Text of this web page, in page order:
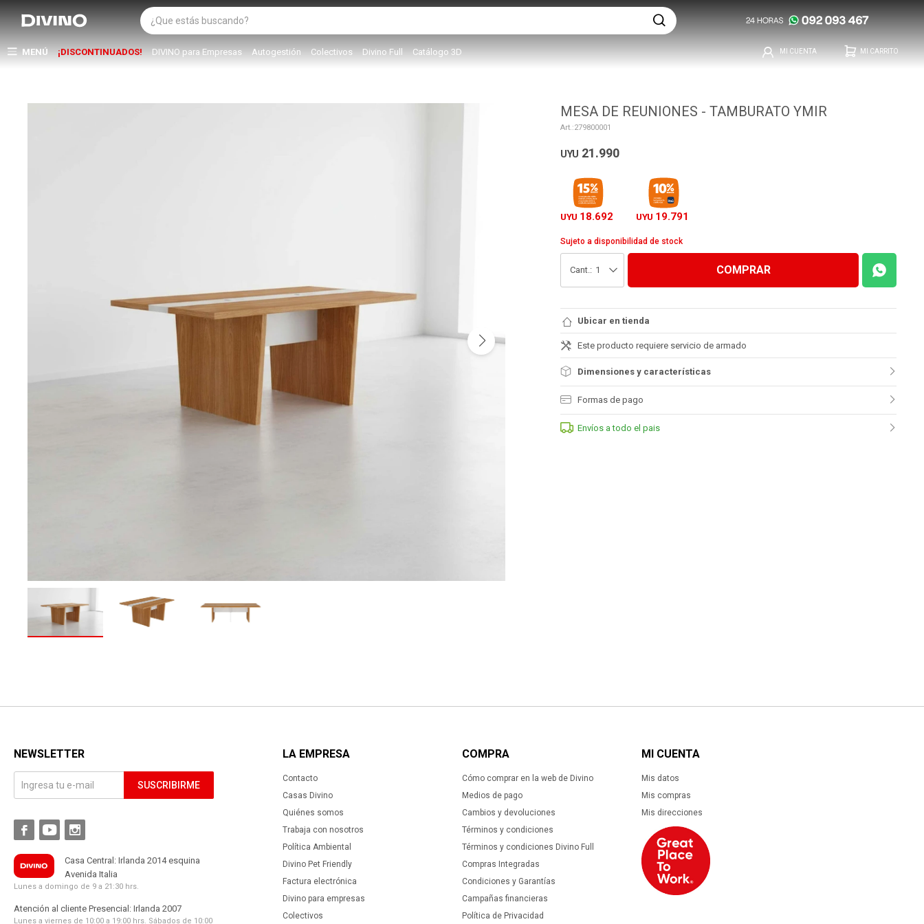
MENÚ ¡DISCONTINUADOS! DIVINO para Empresas Autogestión Colectivos Divino Full Catálogo 3D
MESA DE REUNIONES - TAMBURATO YMIR
279800001
UYU 21.990
UYU 18.692 UYU 19.791
Sujeto a disponibilidad de stock
1 COMPRAR
Ubicar en tienda
Este producto requiere servicio de armado
Dimensiones y características
Formas de pago
Envíos a todo el pais
LA EMPRESA
Contacto
Casas Divino
Quiénes somos
Trabaja con nosotros
Política Ambiental
Divino Pet Friendly
Factura electrónica
Divino para empresas
Colectivos
COMPRA
Cómo comprar en la web de Divino
Medios de pago
Cambios y devoluciones
Términos y condiciones
Términos y condiciones Divino Full
Compras Integradas
Condiciones y Garantías
Campañas financieras
Política de Privacidad
MI CUENTA
Mis datos
Mis compras
Mis direcciones
NEWSLETTER
SUSCRIBIRME
  
Casa Central: Irlanda 2014 esquina
Avenida Italia
Lunes a domingo de 9 a 21:30 hrs.
Atención al cliente Presencial: Irlanda 2007
Lunes a viernes de 10:00 a 19:00 hrs. Sábados de 10:00